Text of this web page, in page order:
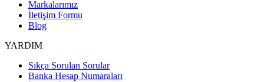
Markalarımız
İletişim Formu
Blog
YARDIM
Sıkça Sorulan Sorular
Banka Hesap Numaraları